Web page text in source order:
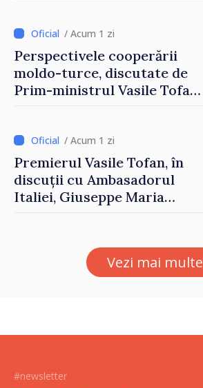
Reuniune la Moghiliov-
Podolsk
/ Acum 1 zi
Perspectivele cooperării
moldo-turce, discutate de
Prim-ministrul Vasile Tofan
/ Acum 1 zi
Premierul Vasile Tofan, în
discuții cu Ambasadorul
Italiei, Giuseppe Maria
Vezi mai multe
#newsletter